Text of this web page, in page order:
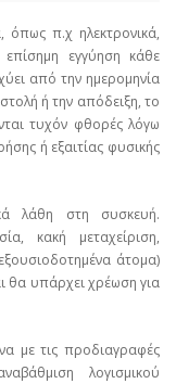
όπως π.χ ηλεκτρονικά,
εγγύηση κάθε
από την ημερομηνία
ή την απόδειξη, το
τυχόν φθορές λόγω
ή εξαιτίας φυσικής
λάθη στη συσκευή.
κακή μεταχείριση,
άτομα)
θα υπάρχει χρέωση για
με τις προδιαγραφές
λογισμικού